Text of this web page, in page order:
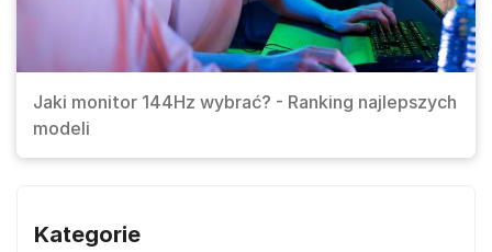
Jaki monitor 144Hz wybrać? - Ranking najlepszych
modeli
Kategorie